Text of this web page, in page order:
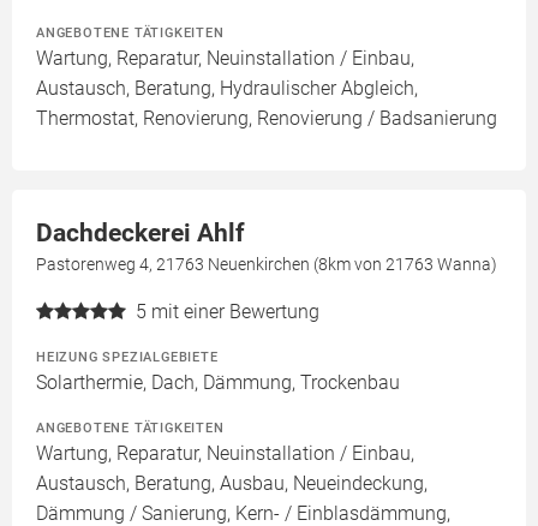
ANGEBOTENE TÄTIGKEITEN
Wartung, Reparatur, Neuinstallation / Einbau,
Austausch, Beratung, Hydraulischer Abgleich,
Thermostat, Renovierung, Renovierung / Badsanierung
Dachdeckerei Ahlf
Pastorenweg 4, 21763 Neuenkirchen (8km von 21763 Wanna)
5 mit einer Bewertung
HEIZUNG SPEZIALGEBIETE
Solarthermie, Dach, Dämmung, Trockenbau
ANGEBOTENE TÄTIGKEITEN
Wartung, Reparatur, Neuinstallation / Einbau,
Austausch, Beratung, Ausbau, Neueindeckung,
Dämmung / Sanierung, Kern- / Einblasdämmung,